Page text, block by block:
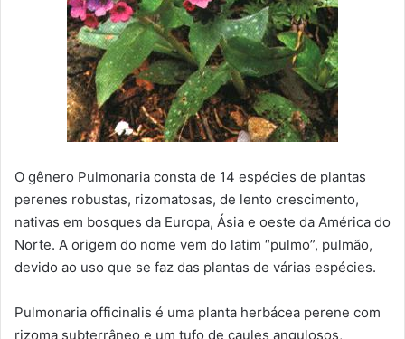
O gênero Pulmonaria consta de 14 espécies de plantas
perenes robustas, rizomatosas, de lento crescimento,
nativas em bosques da Europa, Ásia e oeste da América do
Norte. A origem do nome vem do latim “pulmo”, pulmão,
devido ao uso que se faz das plantas de várias espécies.
Pulmonaria officinalis é uma planta herbácea perene com
rizoma subterrâneo e um tufo de caules angulosos,